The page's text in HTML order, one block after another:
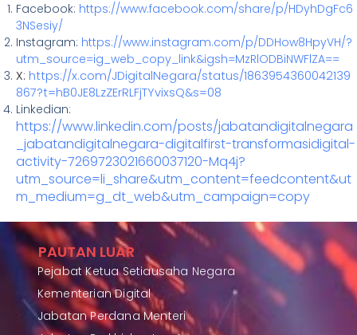
Facebook: https://www.facebook.com/share/p/HDyhDgFc6
3NSesiy/
Instagram: https://www.instagram.com/p/DDHow8HpyVH/?
utm_source=ig_web_copy_link&igsh=MzRlODBiNWFlZA==
X: https://x.com/JDigitalNegara/status/1863954360042139
867?t=hB0JE8LzZErRLFjTYvixsQ&s=08
Linkedian:
https://www.linkedin.com/posts/jabatandigitalnegara
_jabatandigitalnegara-digitalfirst-transformasidigital-
activity-7269723021660037120-Mq4j?
utm_source=li_share&utm_content=feedcontent&ut
m_medium=g_dt_web&utm_campaign=copy
PAUTAN LUAR
Pejabat Ketua Setiausaha Negara
Kementerian Digital
Jabatan Perdana Menteri